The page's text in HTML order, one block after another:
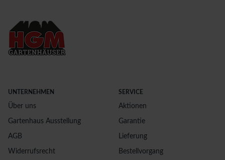
UNTERNEHMEN
Über uns
Gartenhaus Ausstellung
AGB
Widerrufsrecht
SERVICE
Aktionen
Garantie
Lieferung
Bestellvorgang